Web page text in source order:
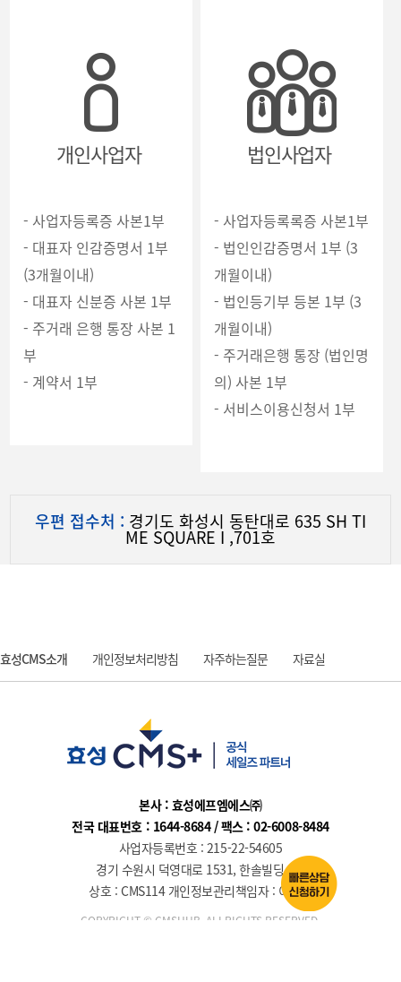
개인사업자
- 사업자등록증 사본1부
- 대표자 인감증명서 1부
(3개월이내)
- 대표자 신분증 사본 1부
- 주거래 은행 통장 사본 1
부
- 계약서 1부
법인사업자
- 사업자등록록증 사본1부
- 법인인감증명서 1부 (3
개월이내)
- 법인등기부 등본 1부 (3
개월이내)
- 주거래은행 통장 (법인명
의) 사본 1부
- 서비스이용신청서 1부
우편 접수처 : 경기도 화성시 동탄대로 635 SH TI
ME SQUARE I ,701호
효성CMS소개 개인정보처리방침 자주하는질문 자료실
본사 : 효성에프엠에스㈜
전국 대표번호 : 1644-8684 / 팩스 : 02-6008-8484
사업자등록번호 : 215-22-54605
경기 수원시 덕영대로 1531, 한솔빌딩 6층
상호 : CMS114 개인정보관리책임자 : 이강임
COPYRIGHT © CMSHUB. ALLRIGHTS RESERVED.